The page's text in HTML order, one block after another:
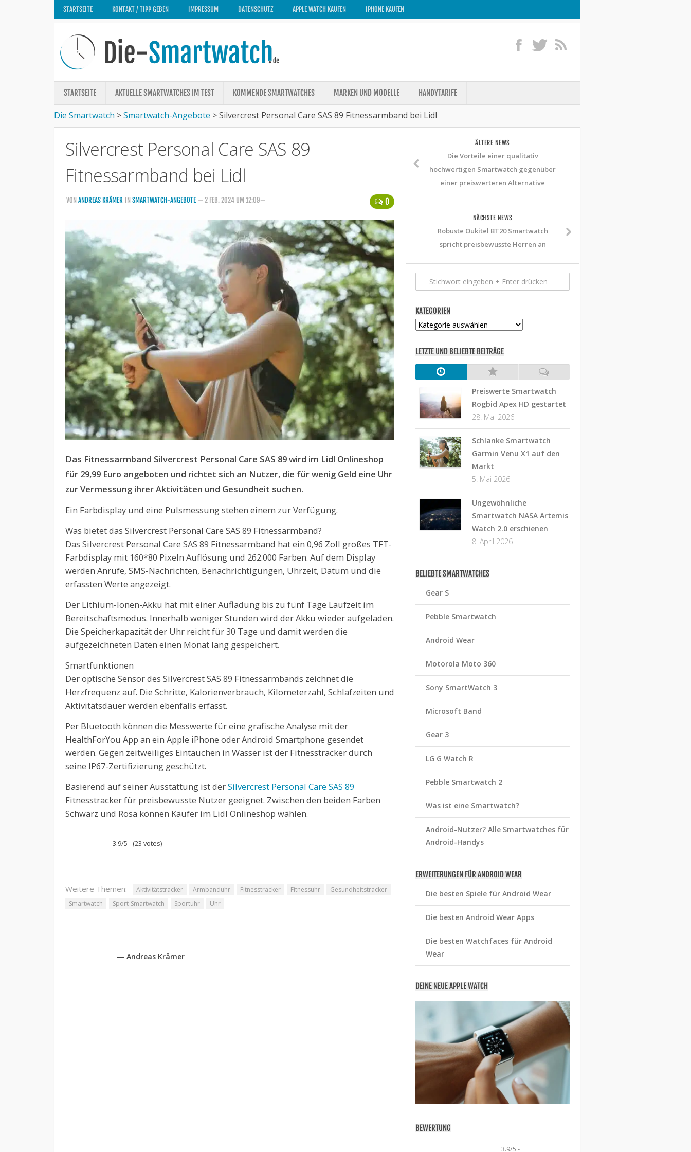
STARTSEITE KONTAKT / TIPP GEBEN IMPRESSUM DATENSCHUTZ APPLE WATCH KAUFEN IPHONE KAUFEN
STARTSEITE AKTUELLE SMARTWATCHES IM TEST KOMMENDE SMARTWATCHES MARKEN UND MODELLE HANDYTARIFE
Die Smartwatch >Smartwatch-Angebote >Silvercrest Personal Care SAS 89 Fitnessarmband bei Lidl
Silvercrest Personal Care SAS 89
Fitnessarmband bei Lidl
0
VON ANDREAS KRÄMER IN SMARTWATCH-ANGEBOTE — 2 FEB. 2024 UM 12:09—
Das Fitnessarmband Silvercrest Personal Care SAS 89 wird im Lidl Onlineshop
für 29,99 Euro angeboten und richtet sich an Nutzer, die für wenig Geld eine Uhr
zur Vermessung ihrer Aktivitäten und Gesundheit suchen.
Ein Farbdisplay und eine Pulsmessung stehen einem zur Verfügung.
Was bietet das Silvercrest Personal Care SAS 89 Fitnessarmband?
Das Silvercrest Personal Care SAS 89 Fitnessarmband hat ein 0,96 Zoll großes TFT-
Farbdisplay mit 160*80 Pixeln Auflösung und 262.000 Farben. Auf dem Display
werden Anrufe, SMS-Nachrichten, Benachrichtigungen, Uhrzeit, Datum und die
erfassten Werte angezeigt.
Der Lithium-Ionen-Akku hat mit einer Aufladung bis zu fünf Tage Laufzeit im
Bereitschaftsmodus. Innerhalb weniger Stunden wird der Akku wieder aufgeladen.
Die Speicherkapazität der Uhr reicht für 30 Tage und damit werden die
aufgezeichneten Daten einen Monat lang gespeichert.
Smartfunktionen
Der optische Sensor des Silvercrest SAS 89 Fitnessarmbands zeichnet die
Herzfrequenz auf. Die Schritte, Kalorienverbrauch, Kilometerzahl, Schlafzeiten und
Aktivitätsdauer werden ebenfalls erfasst.
Per Bluetooth können die Messwerte für eine grafische Analyse mit der
HealthForYou App an ein Apple iPhone oder Android Smartphone gesendet
werden. Gegen zeitweiliges Eintauchen in Wasser ist der Fitnesstracker durch
seine IP67-Zertifizierung geschützt.
Basierend auf seiner Ausstattung ist derSilvercrest Personal Care SAS 89
Fitnesstracker für preisbewusste Nutzer geeignet. Zwischen den beiden Farben
Schwarz und Rosa können Käufer im Lidl Onlineshop wählen.
3.9/5 - (23 votes)
Weitere Themen: Aktivitätstracker Armbanduhr Fitnesstracker Fitnessuhr
Gesundheitstracker
Smartwatch
Sport-Smartwatch Sportuhr Uhr
— Andreas Krämer
ÄLTERE NEWS
Die Vorteile einer qualitativ
hochwertigen Smartwatch gegenüber
einer preiswerteren Alternative
NÄCHSTE NEWS
Robuste Oukitel BT20 Smartwatch
spricht preisbewusste Herren an
KATEGORIEN
Kategorien
LETZTE UND BELIEBTE BEITRÄGE
Preiswerte Smartwatch
Rogbid Apex HD gestartet
28. Mai 2026
Schlanke Smartwatch
Garmin Venu X1 auf den
Markt
5. Mai 2026
Ungewöhnliche
Smartwatch NASA Artemis
Watch 2.0 erschienen
8. April 2026
BELIEBTE SMARTWATCHES
Gear S
Pebble Smartwatch
Android Wear
Motorola Moto 360
Sony SmartWatch 3
Microsoft Band
Gear 3
LG G Watch R
Pebble Smartwatch 2
Was ist eine Smartwatch?
Android-Nutzer? Alle Smartwatches für
Android-Handys
ERWEITERUNGEN FÜR ANDROID WEAR
Die besten Spiele für Android Wear
Die besten Android Wear Apps
Die besten Watchfaces für Android
Wear
DEINE NEUE APPLE WATCH
BEWERTUNG
3.9/5 -